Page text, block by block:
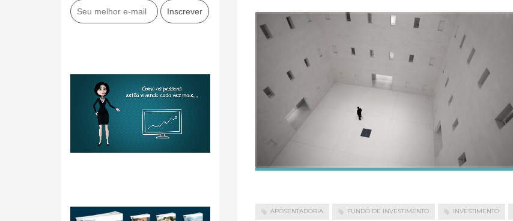
APOSENTADORIA FUNDO DE INVESTIMENTO INVESTIMENTO